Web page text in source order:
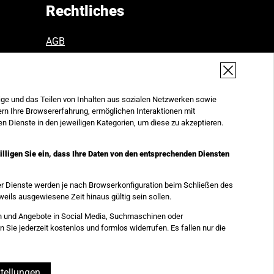
Rechtliches
AGB
Impressum